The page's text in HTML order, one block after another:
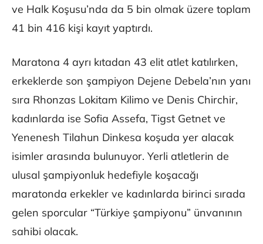
ve Halk Koşusu’nda da 5 bin olmak üzere toplam
41 bin 416 kişi kayıt yaptırdı.
Maratona 4 ayrı kıtadan 43 elit atlet katılırken,
erkeklerde son şampiyon Dejene Debela’nın yanı
sıra Rhonzas Lokitam Kilimo ve Denis Chirchir,
kadınlarda ise Sofia Assefa, Tigst Getnet ve
Yenenesh Tilahun Dinkesa koşuda yer alacak
isimler arasında bulunuyor. Yerli atletlerin de
ulusal şampiyonluk hedefiyle koşacağı
maratonda erkekler ve kadınlarda birinci sırada
gelen sporcular “Türkiye şampiyonu” ünvanının
sahibi olacak.